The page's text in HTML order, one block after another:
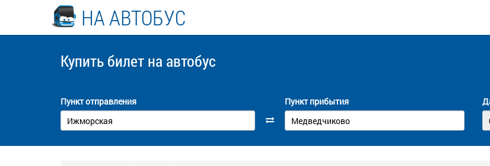
НА АВТОБУС
Купить билет на автобус
Пункт отправления Пункт прибытия